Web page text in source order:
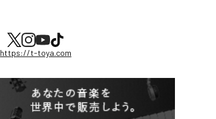
https://t-toya.com